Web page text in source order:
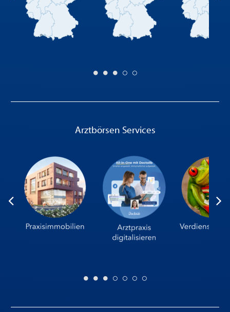
Arztbörsen Services